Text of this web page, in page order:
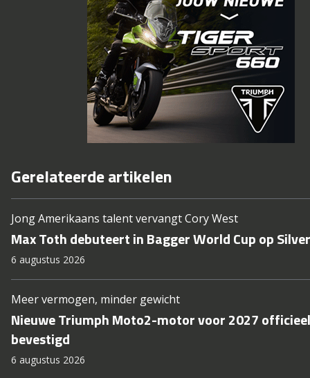
Gerelateerde artikelen
Jong Amerikaans talent vervangt Cory West
Max Toth debuteert in Bagger World Cup op
6 augustus 2026
Meer vermogen, minder gewicht
Nieuwe Triumph Moto2-motor voor 2027 officieel
bevestigd
6 augustus 2026